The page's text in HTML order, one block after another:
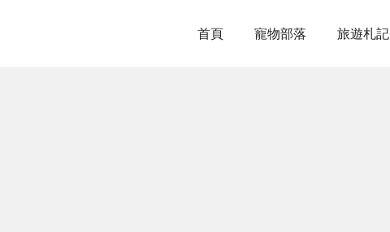
首頁 寵物部落 旅遊札記